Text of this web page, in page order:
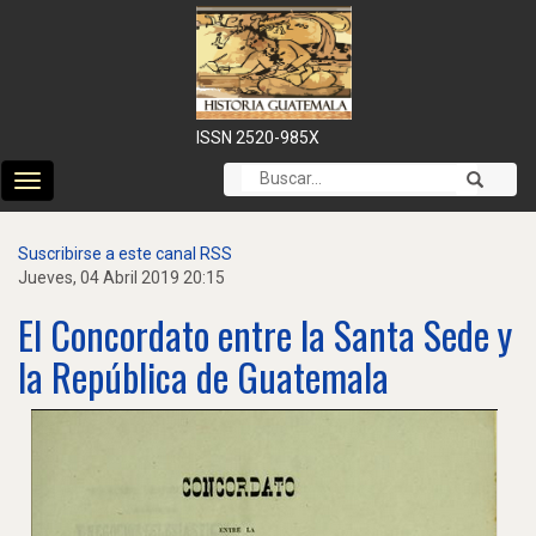
ISSN 2520-985X
Cambiar
modo
navegación
Suscribirse a este canal RSS
Jueves, 04 Abril 2019 20:15
El Concordato entre la Santa Sede y
la República de Guatemala